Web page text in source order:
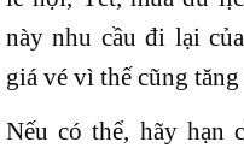
này nhu cầu đi lại
giá vé vì thế cũng tăng
Nếu có thể, hãy hạn